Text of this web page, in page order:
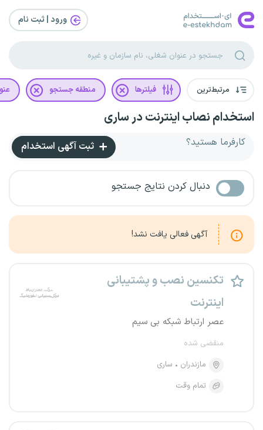
ورود | ثبت‌ نام
مرتبط‌ترین فیلترها منطقه جستجو
استخدام نصاب اینترنت در ساری
کارفرما هستید؟ ثبت آگهی استخدام
دنبال کردن نتایج جستجو
آگهی فعالی یافت نشد!
تکنسین نصب و پشتیبانی
اینترنت
عصر ارتباط شبکه بی سیم
منقضی شده
مازندران
ساری
تمام وقت